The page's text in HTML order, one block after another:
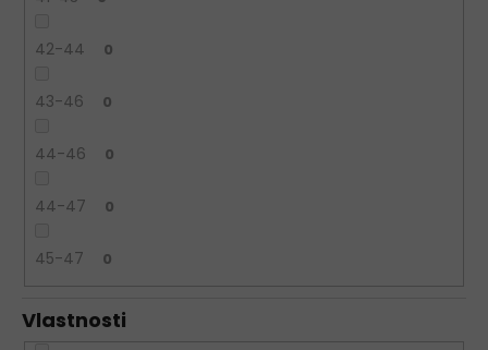
42-44 0
43-46 0
44-46 0
44-47 0
45-47 0
Vlastnosti